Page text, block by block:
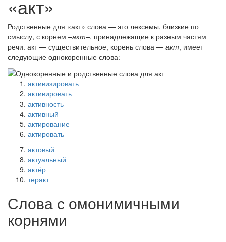
«акт»
Родственные для «акт» слова — это лексемы, близкие по
смыслу, с корнем –акт–, принадлежащие к разным частям
речи. акт — существительное, корень слова — акт, имеет
следующие однокоренные слова:
активизировать
активировать
активность
активный
актирование
актировать
актовый
актуальный
актёр
теракт
Слова с омонимичными
корнями